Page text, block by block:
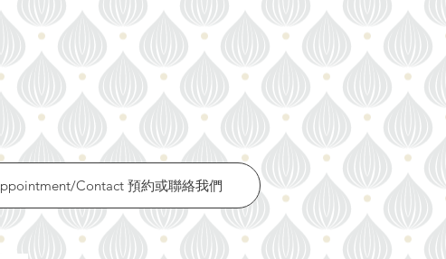
Contact 預約或聯絡我們